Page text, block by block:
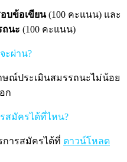
บข้อเขียน(100 คะแนน) และ
ถนะ (100 คะแนน)
ะผ่าน?
ณ์ประเมินสมรรถนะไม่น้อย
ก
สมัครได้ที่ไหน?
การสมัครได้ที่ ดาวน์โหลด